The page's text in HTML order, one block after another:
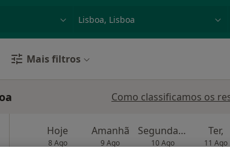
Mais filtros
Como classificamos os
Hoje
8 Ago
Amanhã
9 Ago
Segunda-feira
10 Ago
Ter,
11 Ago